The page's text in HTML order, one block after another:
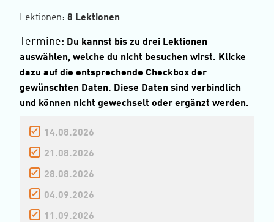
Lektionen: 8 Lektionen
Termine: Du kannst bis zu drei Lektionen
auswählen, welche du nicht besuchen wirst. Klicke
dazu auf die entsprechende Checkbox der
gewünschten Daten. Diese Daten sind verbindlich
und können nicht gewechselt oder ergänzt werden.
14.08.2026
21.08.2026
28.08.2026
04.09.2026
11.09.2026